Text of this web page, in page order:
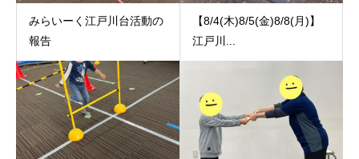
みらいーく江戸川台活動の
報告
【8/4(木)8/5(金)8/8(月)】
江戸川...